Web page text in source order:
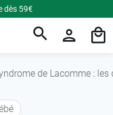
dès 59€
de Lacomme :